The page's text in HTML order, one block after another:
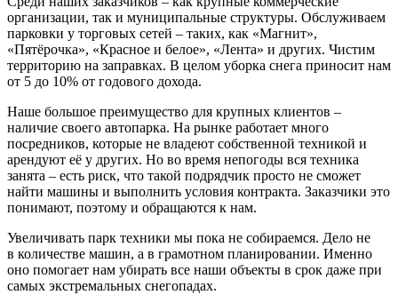
организации, так и муниципальные структуры. Обслуживаем
парковки у торговых сетей – таких, как «Магнит»,
«Пятёрочка», «Красное и белое», «Лента» и других. Чистим
территорию на заправках. В целом уборка снега приносит нам
от 5 до 10% от годового дохода.
Наше большое преимущество для крупных клиентов –
наличие своего автопарка. На рынке работает много
посредников, которые не владеют собственной техникой и
арендуют её у других. Но во время непогоды вся техника
занята – есть риск, что такой подрядчик просто не сможет
найти машины и выполнить условия контракта. Заказчики это
понимают, поэтому и обращаются к нам.
Увеличивать парк техники мы пока не собираемся. Дело не
в количестве машин, а в грамотном планировании. Именно
оно помогает нам убирать все наши объекты в срок даже при
самых экстремальных снегопадах.